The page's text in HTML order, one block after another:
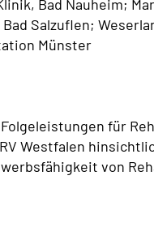
Bad Nauheim;
Salzuflen;
Münster
für
Westfalen
von